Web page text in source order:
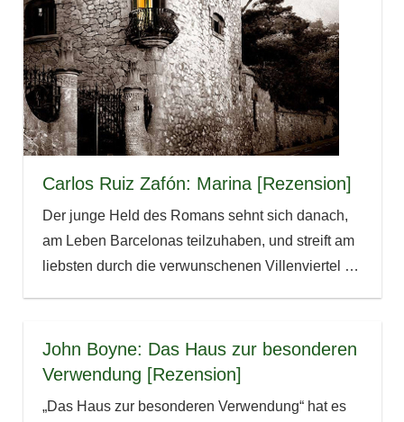
Carlos Ruiz Zafón: Marina [Rezension]
Der junge Held des Romans sehnt sich danach,
am Leben Barcelonas teilzuhaben, und streift am
liebsten durch die verwunschenen Villenviertel …
John Boyne: Das Haus zur besonderen
Verwendung [Rezension]
„Das Haus zur besonderen Verwendung“ hat es